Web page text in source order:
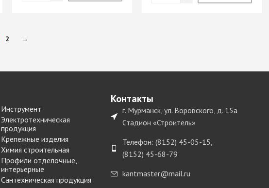
2 →
Инструмент
Электротехническая
продукция
Крепежные изделия
Химия строительная
Профили отделочные,
интерьерные
Сантехническая продукция
Контакты
г. Мурманск, ул. Воровского, д. 15а
Стадион «Строитель»
Телефон: (8152) 45-05-15,
(8152) 45-68-79
kantmaster@mail.ru